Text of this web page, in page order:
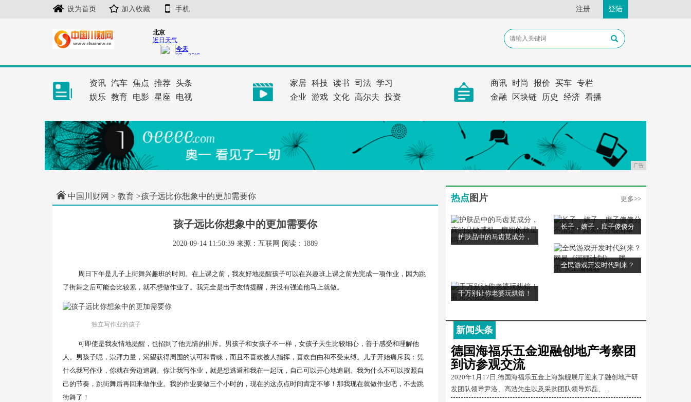
设为首页 加入收藏 手机 注册 登陆
资讯 汽车 焦点 推荐 头条
娱乐 教育 电影 星座 电视
家居 科技 读书 司法 学习
企业
游戏 文化 高尔夫 投资
商讯 时尚 报价 买车 专栏
金融
区块链 历史 经济 看播
广告
中国川财网 > 教育 >孩子远比你想象中的更加需要你
孩子远比你想象中的更加需要你
2020-09-14 11:50:39 来源：互联网 阅读：1889
周日下午是儿子上街舞兴趣班的时间。在上课之前，我友好地提醒孩子可以在兴趣班上课之前先完成一项作业，因为跳
了街舞之后可能会比较累，就不想做作业了。我完全是出于友情提醒，并没有强迫他马上就做。
独立写作业的孩子
可即使是我友情地提醒，也招到了他无情的排斥。男孩子和女孩子不一样，女孩子天生比较细心，善于感受和理解他
人。男孩子呢，崇拜力量，渴望获得周围的认可和青睐，而且不喜欢被人指挥，喜欢自由和不受束缚。儿子开始痛斥我：凭
什么我写作业，你就在旁边追剧。你让我写作业，就是想逃避和我在一起玩，自己可以开心地追剧。我为什么不可以按照自
己的节奏，跳街舞后再回来做作业。我的作业要做三个小时的，现在的这点点时间肯定不够！那我现在就做作业吧，不去跳
街舞了！
热点 图片 更多>>
护肤品中的马齿苋成分，
长子，嫡子，庶子傻傻分
全民游戏开发时代到来？
千万别让你老婆玩烘焙！
新闻头条
德国海福乐五金迎融创地产考察团
到访参观交流
2020年1月17日,德国海福乐五金上海旗舰展厅迎来了融创地产研
发团队领导尹洛、高浩先生以及采购团队领导郑磊、...